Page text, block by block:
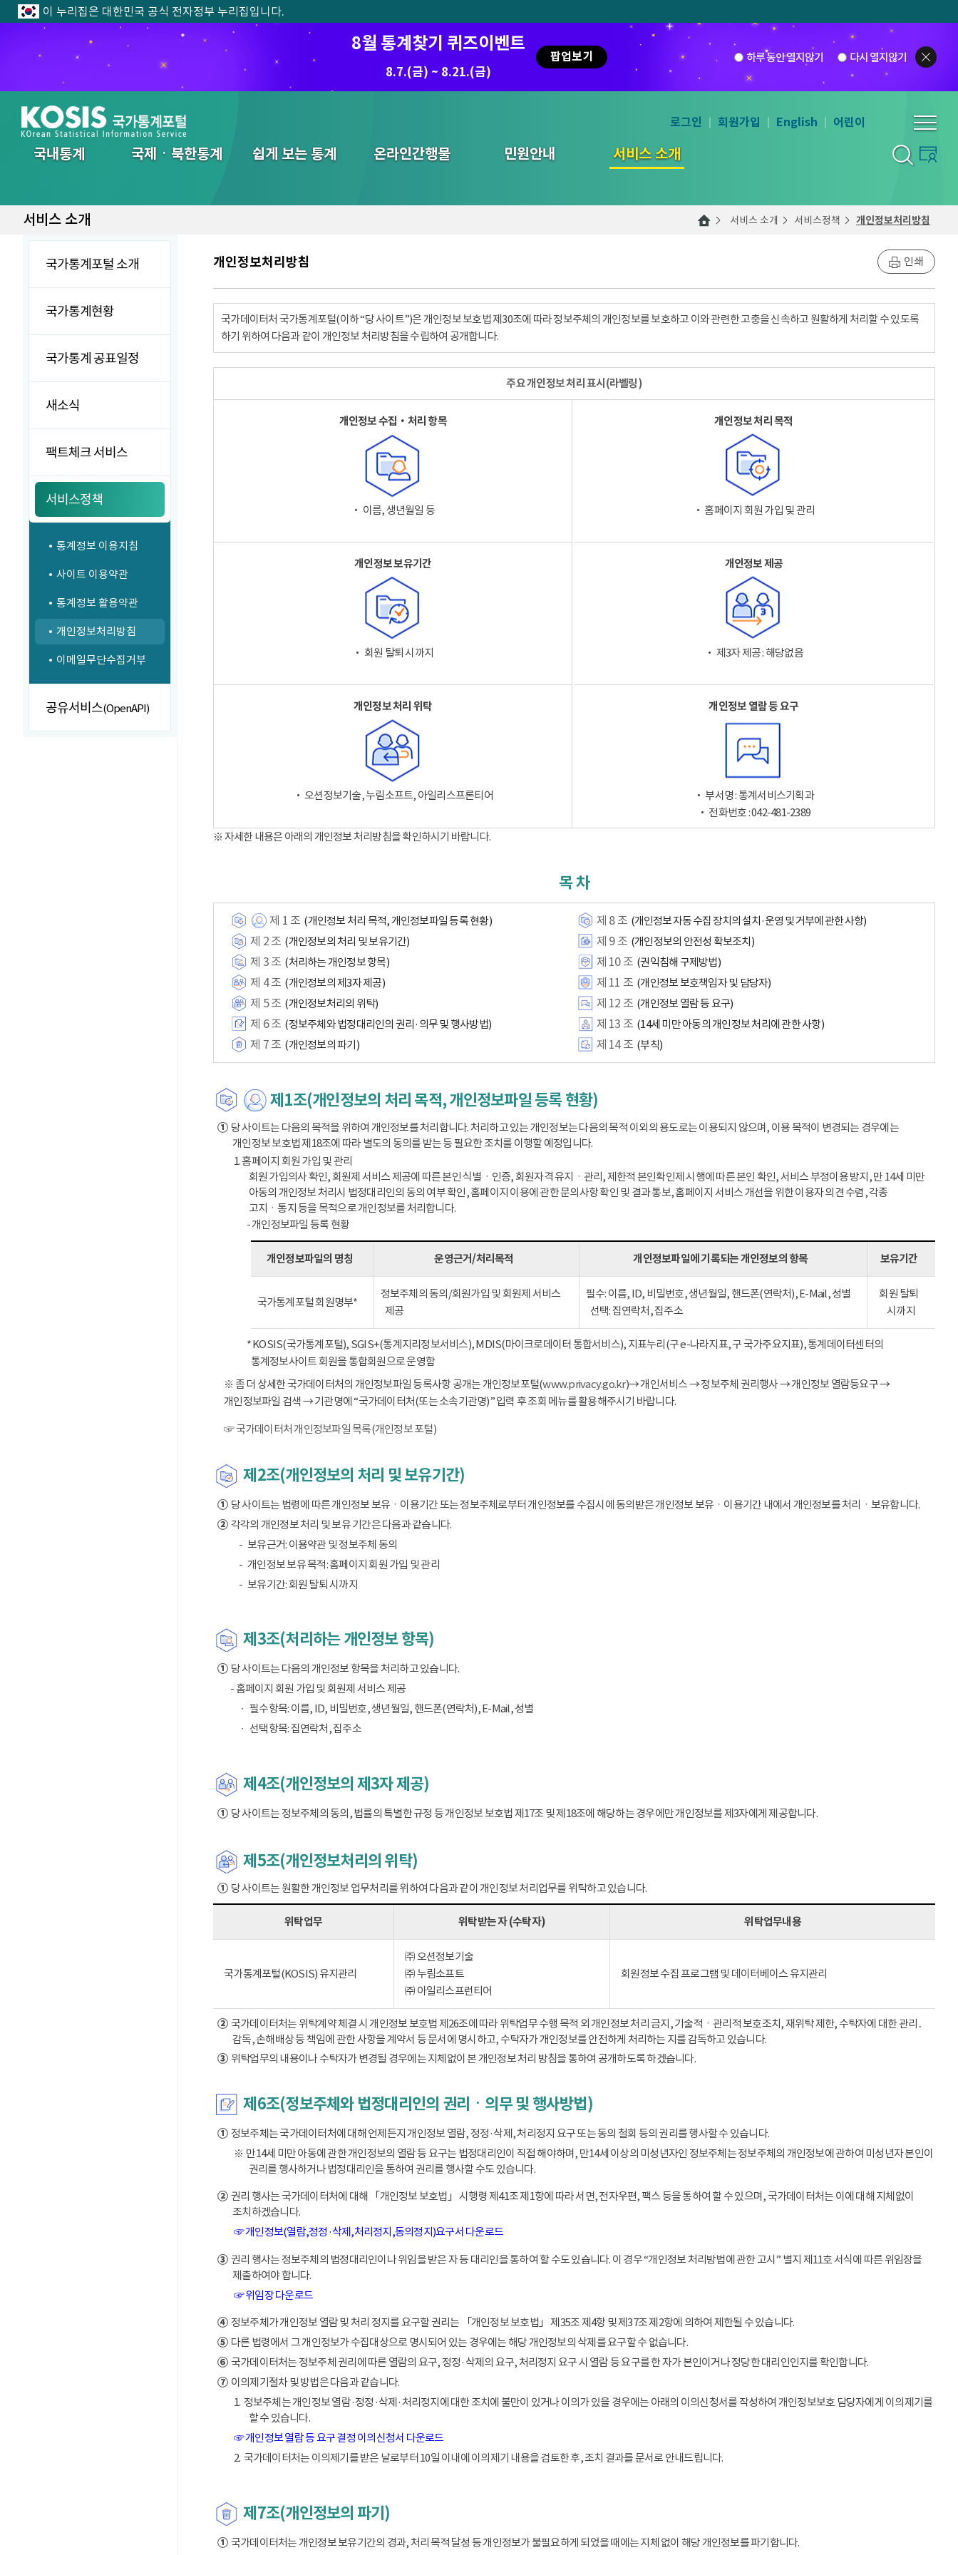
이 누리집은 대한민국 공식 전자정부 누리집입니다.
8월 통계찾기 퀴즈이벤트
8.7.(금) ~ 8.21.(금)
팝업보기 하루 동안 열지않기 다시 열지않기
국내통계 국제ㆍ북한통계 쉽게 보는 통계 온라인간행물 민원안내 서비스 소개
통합검색
로그인 회원가입 English 어린이
서비스 소개 서비스 소개 서비스정책 개인정보처리방침
국가통계포털 소개
국가통계현황
국가통계 공표일정
새소식
팩트체크 서비스
서비스정책
통계정보 이용지침
사이트 이용약관
통계정보 활용약관
개인정보처리방침
이메일무단수집거부
공유서비스(OpenAPI)
개인정보처리방침 인쇄
국가데이터처 국가통계포털(이하 “당 사이트”)은 개인정보 보호법 제30조에 따라 정보주체의 개인정보를 보호하고 이와 관련한 고충을 신속하고 원활하게 처리할 수 있도록
하기 위하여 다음과 같이 개인정보 처리방침을 수립하여 공개합니다.
주요 개인정보 처리 표시(라벨링)
개인정보 수집‧처리 항목
‧ 이름, 생년월일 등
개인정보 처리 목적
‧ 홈페이지 회원 가입 및 관리
개인정보 보유기간
‧ 회원 탈퇴 시까지
개인정보 제공
‧ 제3자 제공 : 해당없음
개인정보 처리 위탁
‧ 오션정보기술, 누림소프트, 아일리스프론티어
개인정보 열람 등 요구
‧ 부서명 : 통계서비스기획과
‧ 전화번호 : 042-481-2389
※ 자세한 내용은 아래의 개인정보 처리방침을 확인하시기 바랍니다.
목 차
제 1 조 (개인정보 처리 목적, 개인정보파일 등록 현황)
제 2 조 (개인정보의 처리 및 보유기간)
제 3 조 (처리하는 개인정보 항목)
제 4 조 (개인정보의 제3자 제공)
제 5 조 (개인정보처리의 위탁)
제 6 조 (정보주체와 법정대리인의 권리·의무 및 행사방법)
제 7 조 (개인정보의 파기)
제 8 조 (개인정보 자동 수집 장치의 설치·운영 및 거부에 관한 사항)
제 9 조 (개인정보의 안전성 확보조치)
제 10 조 (권익침해 구제방법)
제 11 조 (개인정보 보호책임자 및 담당자)
제 12 조 (개인정보 열람 등 요구)
제 13 조 (14세 미만 아동의 개인정보 처리에 관한 사항)
제 14 조 (부칙)
제1조(개인정보의 처리 목적, 개인정보파일 등록 현황)
①당 사이트는 다음의 목적을 위하여 개인정보를 처리합니다. 처리하고 있는 개인정보는 다음의 목적 이외의 용도로는 이용되지 않으며, 이용 목적이 변경되는 경우에는
개인정보 보호법 제18조에 따라 별도의 동의를 받는 등 필요한 조치를 이행할 예정입니다.
1. 홈페이지 회원 가입 및 관리
회원 가입의사 확인, 회원제 서비스 제공에 따른 본인 식별ㆍ인증, 회원자격 유지ㆍ관리, 제한적 본인확인제 시행에 따른 본인 확인, 서비스 부정이용 방지, 만 14세 미만
아동의 개인정보 처리시 법정대리인의 동의 여부 확인, 홈페이지 이용에 관한 문의사항 확인 및 결과 통보, 홈페이지 서비스 개선을 위한 이용자 의견 수렴, 각종
고지ㆍ통지 등을 목적으로 개인정보를 처리합니다.
- 개인정보파일 등록 현황
개인정보파일의 명칭 운영근거/처리목적 개인정보파일에 기록되는 개인정보의 항목 보유기간
국가통계포털 회원명부*
정보주체의 동의/회원가입 및 회원제 서비스
제공
필수: 이름, ID, 비밀번호, 생년월일, 핸드폰(연락처), E-Mail, 성별
선택: 집연락처, 집주소
회원 탈퇴
시까지
* KOSIS(국가통계포털), SGIS+(통계지리정보서비스), MDIS(마이크로데이터 통합서비스), 지표누리(구 e-나라지표, 구 국가주요지표), 통계데이터센터의
통계정보사이트 회원을 통합회원으로 운영함
※ 좀 더 상세한 국가데이터처의 개인정보파일 등록사항 공개는 개인정보포털(www.privacy.go.kr)→ 개인서비스 → 정보주체 권리행사 → 개인정보 열람등요구 →
개인정보파일 검색 → 기관명에 “국가데이터처(또는 소속기관명)” 입력 후 조회 메뉴를 활용해주시기 바랍니다.
☞ 국가데이터처 개인정보파일 목록(개인정보 포털)
제2조(개인정보의 처리 및 보유기간)
①당 사이트는 법령에 따른 개인정보 보유ㆍ이용기간 또는 정보주체로부터 개인정보를 수집시에 동의받은 개인정보 보유ㆍ이용기간 내에서 개인정보를 처리ㆍ보유합니다.
②각각의 개인정보 처리 및 보유 기간은 다음과 같습니다.
보유근거: 이용약관 및 정보주체 동의
개인정보 보유 목적: 홈페이지 회원 가입 및 관리
보유기간: 회원 탈퇴 시까지
제3조(처리하는 개인정보 항목)
①당 사이트는 다음의 개인정보 항목을 처리하고 있습니다.
- 홈페이지 회원 가입 및 회원제 서비스 제공
필수항목: 이름, ID, 비밀번호, 생년월일, 핸드폰(연락처), E-Mail, 성별
선택항목: 집연락처, 집주소
제4조(개인정보의 제3자 제공)
①당 사이트는 정보주체의 동의, 법률의 특별한 규정 등 개인정보 보호법 제17조 및 제18조에 해당하는 경우에만 개인정보를 제3자에게 제공합니다.
제5조(개인정보처리의 위탁)
①당 사이트는 원활한 개인정보 업무처리를 위하여 다음과 같이 개인정보 처리업무를 위탁하고 있습니다.
위탁업무 위탁받는 자 (수탁자) 위탁업무내용
국가통계포털(KOSIS) 유지관리
㈜ 오션정보기술
㈜ 누림소프트
㈜ 아일리스프런티어
회원정보 수집 프로그램 및 데이터베이스 유지관리
②국가데이터처는 위탁계약 체결 시 개인정보 보호법 제26조에 따라 위탁업무 수행 목적 외 개인정보 처리 금지, 기술적ㆍ관리적 보호조치, 재위탁 제한, 수탁자에 대한 관리․
감독, 손해배상 등 책임에 관한 사항을 계약서 등 문서에 명시하고, 수탁자가 개인정보를 안전하게 처리하는 지를 감독하고 있습니다.
③위탁업무의 내용이나 수탁자가 변경될 경우에는 지체없이 본 개인정보 처리 방침을 통하여 공개하도록 하겠습니다.
제6조(정보주체와 법정대리인의 권리ㆍ의무 및 행사방법)
①정보주체는 국가데이터처에 대해 언제든지 개인정보 열람, 정정·삭제, 처리정지 요구 또는 동의 철회 등의 권리를 행사할 수 있습니다.
※ 만14세 미만 아동에 관한 개인정보의 열람 등 요구는 법정대리인이 직접 해야하며, 만14세 이상의 미성년자인 정보주체는 정보주체의 개인정보에 관하여 미성년자 본인이
권리를 행사하거나 법정대리인을 통하여 권리를 행사할 수도 있습니다.
②권리 행사는 국가데이터처에 대해 「개인정보 보호법」 시행령 제41조 제1항에 따라 서면, 전자우편, 팩스 등을 통하여 할 수 있으며, 국가데이터처는 이에 대해 지체없이
조치하겠습니다.
☞ 개인정보(열람,정정·삭제,처리정지,동의정지)요구서 다운로드
③권리 행사는 정보주체의 법정대리인이나 위임을 받은 자 등 대리인을 통하여 할 수도 있습니다. 이 경우 “개인정보 처리방법에 관한 고시” 별지 제11호 서식에 따른 위임장을
제출하여야 합니다.
☞ 위임장 다운로드
④정보주체가 개인정보 열람 및 처리 정지를 요구할 권리는 「개인정보 보호법」 제35조 제4항 및 제37조 제2항에 의하여 제한될 수 있습니다.
⑤다른 법령에서 그 개인정보가 수집대상으로 명시되어 있는 경우에는 해당 개인정보의 삭제를 요구할 수 없습니다.
⑥국가데이터처는 정보주체 권리에 따른 열람의 요구, 정정·삭제의 요구, 처리정지 요구 시 열람 등 요구를 한 자가 본인이거나 정당한 대리인인지를 확인합니다.
⑦이의제기절차 및 방법은 다음과 같습니다.
1. 정보주체는 개인정보 열람·정정·삭제·처리정지에 대한 조치에 불만이 있거나 이의가 있을 경우에는 아래의 이의신청서를 작성하여 개인정보보호 담당자에게 이의제기를
할 수 있습니다.
☞ 개인정보 열람 등 요구 결정 이의신청서 다운로드
2. 국가데이터처는 이의제기를 받은 날로부터 10일 이내에 이의제기 내용을 검토한 후, 조치 결과를 문서로 안내드립니다.
제7조(개인정보의 파기)
①국가데이터처는 개인정보 보유기간의 경과, 처리 목적 달성 등 개인정보가 불필요하게 되었을 때에는 지체 없이 해당 개인정보를 파기합니다.